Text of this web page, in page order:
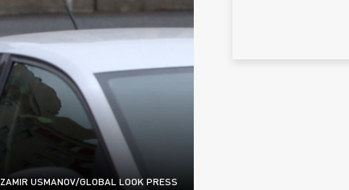
ZAMIR USMANOV/GLOBAL LOOK PRESS